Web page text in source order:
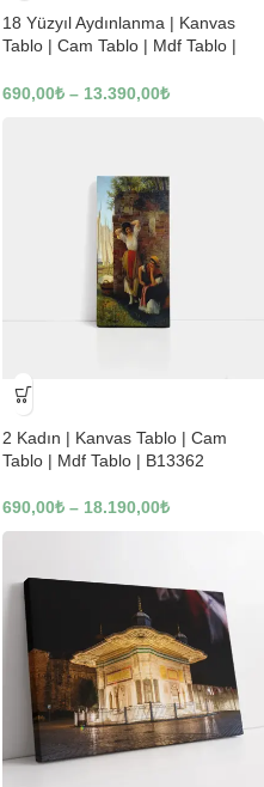
18 Yüzyıl Aydınlanma | Kanvas
Tablo | Cam Tablo | Mdf Tablo |
690,00₺ – 13.390,00₺
-23%
2 Kadın | Kanvas Tablo | Cam
Tablo | Mdf Tablo | B13362
690,00₺ – 18.190,00₺